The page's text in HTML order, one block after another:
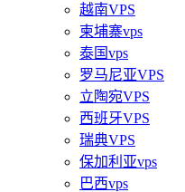
越南VPS
柬埔寨vps
泰国vps
罗马尼亚VPS
立陶宛VPS
西班牙VPS
瑞典VPS
保加利亚vps
巴西vps